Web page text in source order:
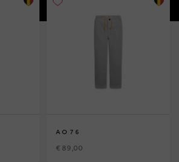
AO76
€ 89,00